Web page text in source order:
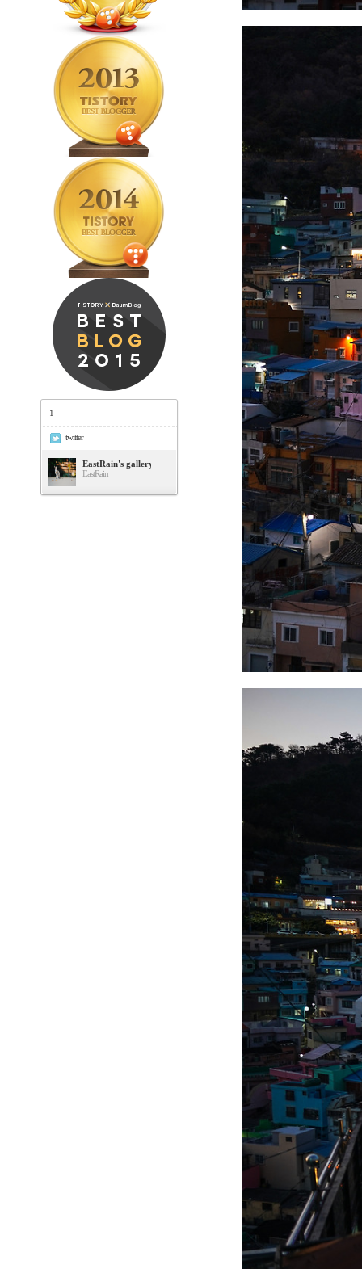
1
twitter
EastRain's gallery
EastRain